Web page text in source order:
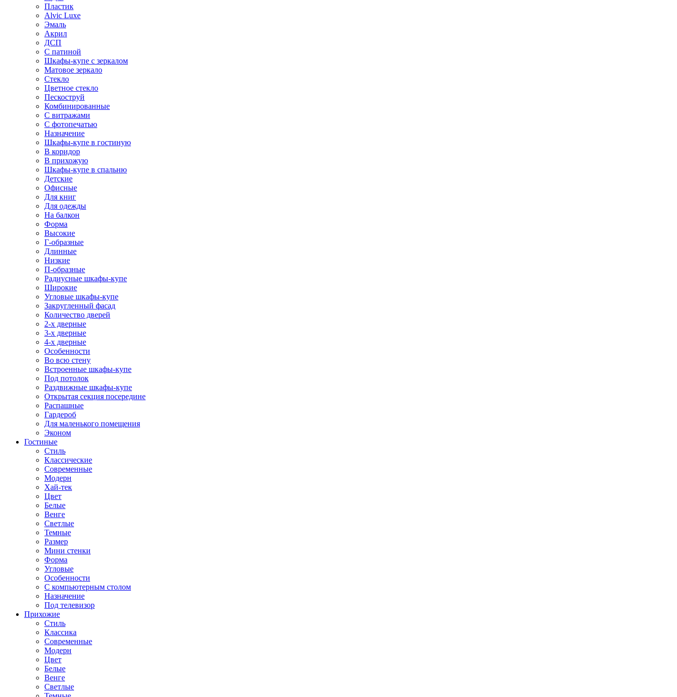
Пластик
Alvic Luxe
Эмаль
Акрил
ДСП
С патиной
Шкафы-купе с зеркалом
Матовое зеркало
Стекло
Цветное стекло
Пескоструй
Комбинированные
С витражами
С фотопечатью
Назначение
Шкафы-купе в гостиную
В коридор
В прихожую
Шкафы-купе в спальню
Детские
Офисные
Для книг
Для одежды
На балкон
Форма
Высокие
Г-образные
Длинные
Низкие
П-образные
Радиусные шкафы-купе
Широкие
Угловые шкафы-купе
Закругленный фасад
Количество дверей
2-х дверные
3-х дверные
4-х дверные
Особенности
Во всю стену
Встроенные шкафы-купе
Под потолок
Раздвижные шкафы-купе
Открытая секция посередине
Распашные
Гардероб
Для маленького помещения
Эконом
Гостиные
Стиль
Классические
Современные
Модерн
Хай-тек
Цвет
Белые
Венге
Светлые
Темные
Размер
Мини стенки
Форма
Угловые
Особенности
С компьютерным столом
Назначение
Под телевизор
Прихожие
Стиль
Классика
Современные
Модерн
Цвет
Белые
Венге
Светлые